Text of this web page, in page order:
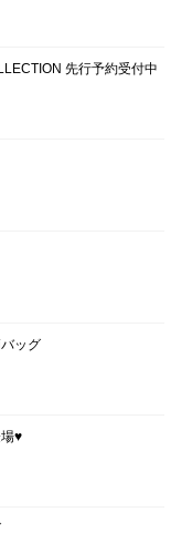
先行予約受付中
ッグ
♥